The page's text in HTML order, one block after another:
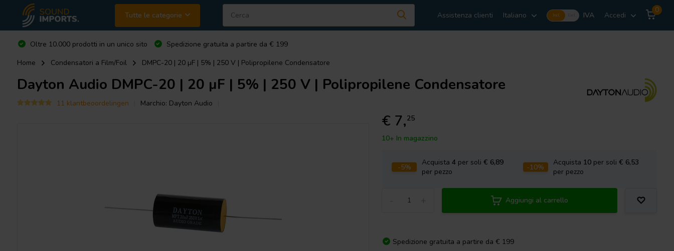
Tutte le categorie Assistenza clienti Italiano Incl. IVA Accedi
0
Oltre 10.000 prodotti in un unico sito
Spedizione gratuita a partire da € 199
Home
Condensatori a Film/Foil DMPC-20 | 20 µF | 5% | 250 V | Polipropilene Condensatore
Dayton Audio DMPC-20 | 20 µF | 5% | 250 V | Polipropilene Condensatore
11 klantbeoordelingen Marchio: Dayton Audio
€ 7,25
10+ In magazzino
-5% Acquista4 per soli€ 6,89
per pezzo
-10% Acquista 10per soli € 6,53
per pezzo
Aggiungi al carrello
Spedizione gratuita a partire da € 199